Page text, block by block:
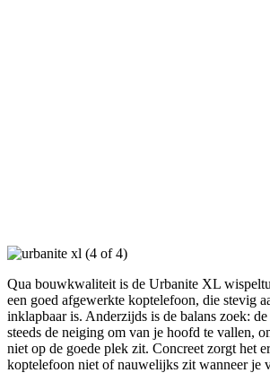
Qua bouwkwaliteit is de Urbanite XL
een goed afgewerkte koptelefoon, die stevig
inklapbaar is. Anderzijds is de balans zoek:
steeds de neiging om van je hoofd te vallen,
niet op de goede plek zit. Concreet zorgt het
koptelefoon niet of nauwelijks zit wanneer je